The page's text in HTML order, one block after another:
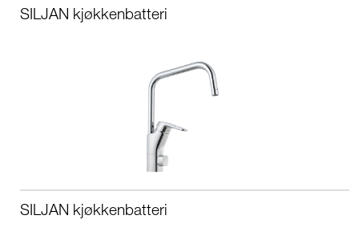
SILJAN kjøkkenbatteri
SILJAN kjøkkenbatteri